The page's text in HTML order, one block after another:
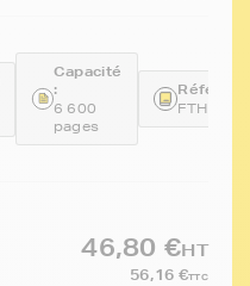
Capacité
:
6 600
pages
46,80 €HT
56,16 €TTC